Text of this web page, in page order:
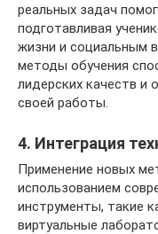
реальных задач
подготавливая
жизни и социальным
методы обучения
лидерских качеств и
своей работы.
4. Интеграция
Применение новых
использованием
инструменты, такие
виртуальные